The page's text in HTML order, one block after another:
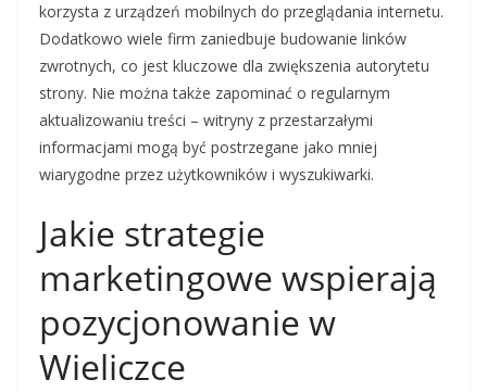
korzysta z urządzeń mobilnych do przeglądania internetu.
Dodatkowo wiele firm zaniedbuje budowanie linków
zwrotnych, co jest kluczowe dla zwiększenia autorytetu
strony. Nie można także zapominać o regularnym
aktualizowaniu treści – witryny z przestarzałymi
informacjami mogą być postrzegane jako mniej
wiarygodne przez użytkowników i wyszukiwarki.
Jakie strategie
marketingowe wspierają
pozycjonowanie w
Wieliczce